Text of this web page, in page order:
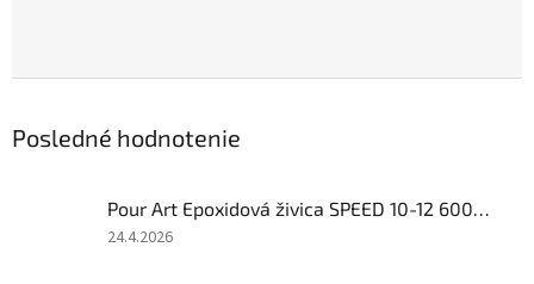
Posledné hodnotenie
Pour Art Epoxidová živica SPEED 10-12 600UV+ 1kg
Hodnotenie
24.4.2026